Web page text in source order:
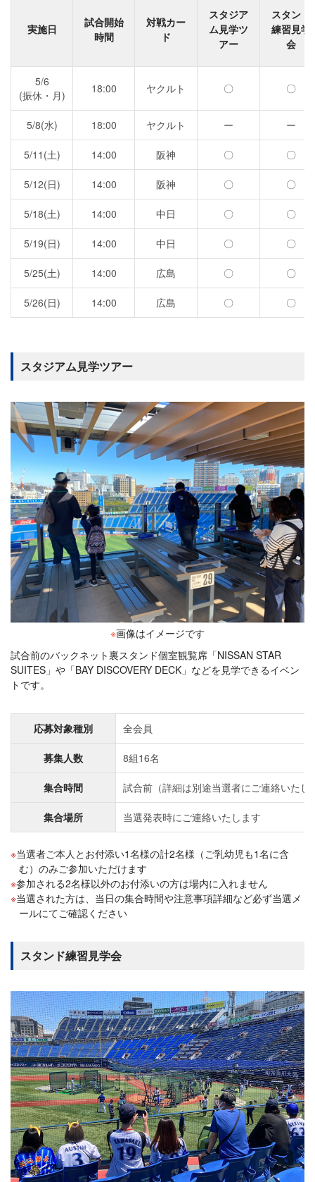
実施日
試合開始
時間
対戦カー
ド
スタジア
ム見学ツ
アー
スタンド
練習見学
会
5/6
(振休・月)
18:00 ヤクルト 〇 〇
5/8(水) 18:00 ヤクルト ー ー
5/11(土) 14:00 阪神 〇 〇
5/12(日) 14:00 阪神 〇 〇
5/18(土) 14:00 中日 〇 〇
5/19(日) 14:00 中日 〇 〇
5/25(土) 14:00 広島 〇 〇
5/26(日) 14:00 広島 〇 〇
スタジアム見学ツアー
※画像はイメージです
試合前のバックネット裏スタンド個室観覧席「NISSAN STAR
SUITES」や「BAY DISCOVERY DECK」などを見学できるイベン
トです。
応募対象種別 全会員
募集人数 8組16名
集合時間 試合前（詳細は別途当選者にご連絡いたし
集合場所 当選発表時にご連絡いたします
当選者ご本人とお付添い1名様の計2名様（ご乳幼児も1名に含
む）のみご参加いただけます
参加される2名様以外のお付添いの方は場内に入れません
当選された方は、当日の集合時間や注意事項詳細など必ず当選メ
ールにてご確認ください
スタンド練習見学会